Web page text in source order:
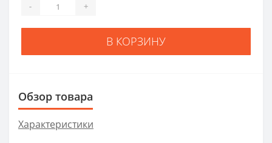
- +
В КОРЗИНУ
Обзор товара
Характеристики